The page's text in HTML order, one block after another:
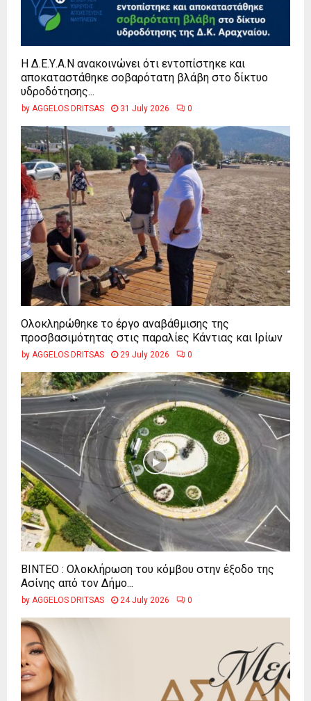
Η Δ.Ε.Υ.Α.Ν ανακοινώνει ότι εντοπίστηκε και
αποκαταστάθηκε σοβαρότατη βλάβη στο δίκτυο
υδροδότησης...
by AGGELOS DRITSAS 31 July 2026 0
Ολοκληρώθηκε το έργο αναβάθμισης της
προσβασιμότητας στις παραλίες Κάντιας και Ιρίων
by AGGELOS DRITSAS 29 July 2026 0
ΒΙΝΤΕΟ : Ολοκλήρωση του κόμβου στην έξοδο της
Ασίνης από τον Δήμο...
by AGGELOS DRITSAS 24 July 2026 0